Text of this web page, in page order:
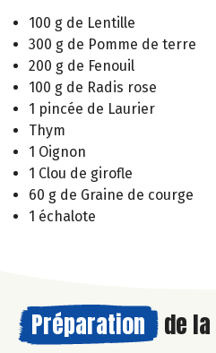
100 g de Lentille
300 g de Pomme de terre
200 g de Fenouil
100 g de Radis rose
1 pincée de Laurier
Thym
1 Oignon
1 Clou de girofle
60 g de Graine de courge
1 échalote
Préparation de la